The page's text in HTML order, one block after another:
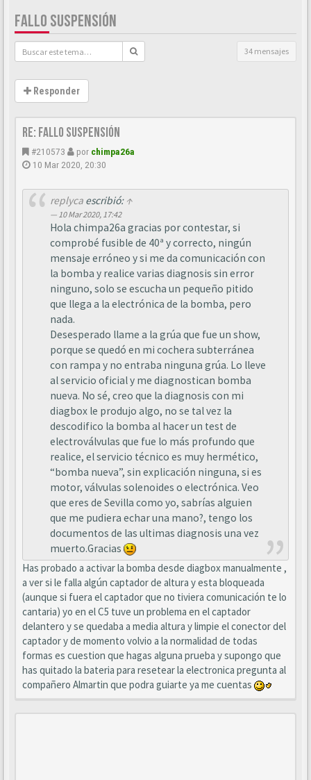
FALLO SUSPENSIÓN
34 mensajes
Responder
Re: Fallo suspensión
#210573 por chimpa26a
10 Mar 2020, 20:30
replycaescribió: ↑
10 Mar 2020, 17:42
Hola chimpa26a gracias por contestar, si
comprobé fusible de 40ª y correcto, ningún
mensaje erróneo y si me da comunicación con
la bomba y realice varias diagnosis sin error
ninguno, solo se escucha un pequeño pitido
que llega a la electrónica de la bomba, pero
nada.
Desesperado llame a la grúa que fue un show,
porque se quedó en mi cochera subterránea
con rampa y no entraba ninguna grúa. Lo lleve
al servicio oficial y me diagnostican bomba
nueva. No sé, creo que la diagnosis con mi
diagbox le produjo algo, no se tal vez la
descodifico la bomba al hacer un test de
electroválvulas que fue lo más profundo que
realice, el servicio técnico es muy hermético,
“bomba nueva”, sin explicación ninguna, si es
motor, válvulas solenoides o electrónica. Veo
que eres de Sevilla como yo, sabrías alguien
que me pudiera echar una mano?, tengo los
documentos de las ultimas diagnosis una vez
muerto.Gracias
Has probado a activar la bomba desde diagbox manualmente ,
a ver si le falla algún captador de altura y esta bloqueada
(aunque si fuera el captador que no tiviera comunicación te lo
cantaria) yo en el C5 tuve un problema en el captador
delantero y se quedaba a media altura y limpie el conector del
captador y de momento volvio a la normalidad de todas
formas es cuestion que hagas alguna prueba y supongo que
has quitado la bateria para resetear la electronica pregunta al
compañero Almartin que podra guiarte ya me cuentas